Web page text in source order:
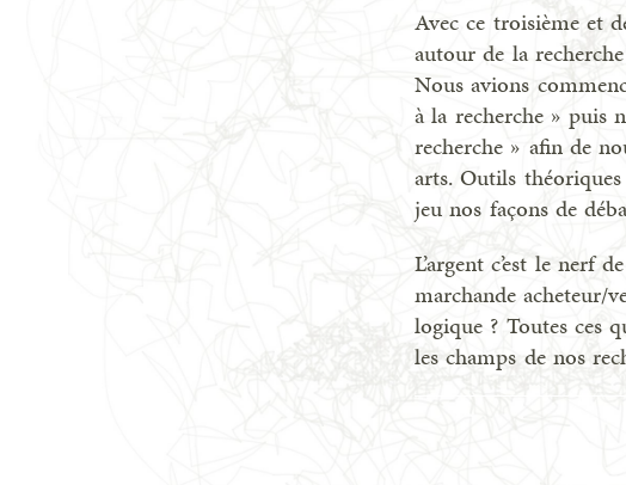
Avec ce troisième et
autour de la
Nous avions
à la recherche » puis
recherche » afin de
arts. Outils
jeu nos façons de
L’argent c’est le nerf
marchande acheteur/
logique ? Toutes ces
les champs de nos